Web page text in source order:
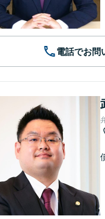
電話でお問